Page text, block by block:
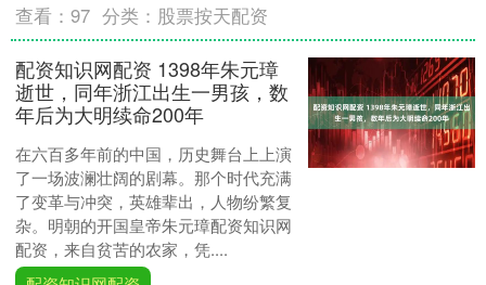
查看：97 分类： 股票按天配资
配资知识网配资 1398年朱元璋
逝世，同年浙江出生一男孩，数
年后为大明续命200年
在六百多年前的中国，历史舞台上上演
了一场波澜壮阔的剧幕。那个时代充满
了变革与冲突，英雄辈出，人物纷繁复
杂。明朝的开国皇帝朱元璋配资知识网
配资，来自贫苦的农家，凭....